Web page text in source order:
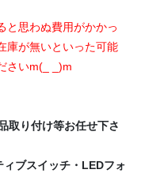
と思わぬ費用がかかっ
庫が無いといった可能
さいm(_ _)m
取り付け等お任せ下さ
ブスイッチ・LEDフォ